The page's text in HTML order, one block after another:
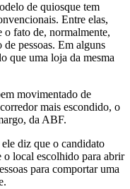
de quiosque tem
Entre elas,
fato de, normalmente,
pessoas. Em alguns
que uma loja da mesma
movimentado de
mais escondido, o
da ABF.
diz que o candidato
o local escolhido para abrir
para comportar uma